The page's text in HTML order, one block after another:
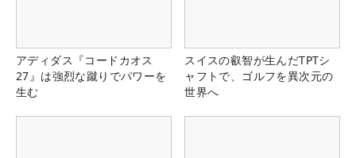
アディダス『コードカオス
27』は強烈な蹴りでパワーを
生む
スイスの叡智が生んだTPTシ
ャフトで、ゴルフを異次元の
世界へ